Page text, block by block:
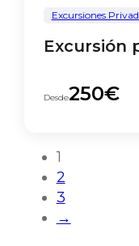
Excursiones
Excursión
Desde250€
1
2
3
→